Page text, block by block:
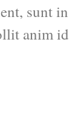
sunt in
anim id